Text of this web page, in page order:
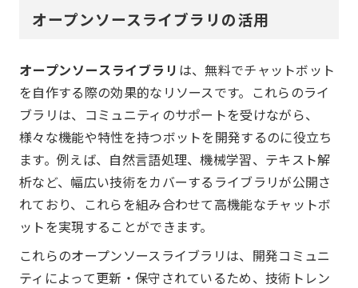
オープンソースライブラリの活用
オープンソースライブラリ は、無料でチャットボット
を自作する際の効果的なリソースです。これらのライ
ブラリは、コミュニティのサポートを受けながら、
様々な機能や特性を持つボットを開発するのに役立ち
ます。例えば、自然言語処理、機械学習、テキスト解
析など、幅広い技術をカバーするライブラリが公開さ
れており、これらを組み合わせて高機能なチャットボ
ットを実現することができます。
これらのオープンソースライブラリは、開発コミュニ
ティによって更新・保守されているため、技術トレン